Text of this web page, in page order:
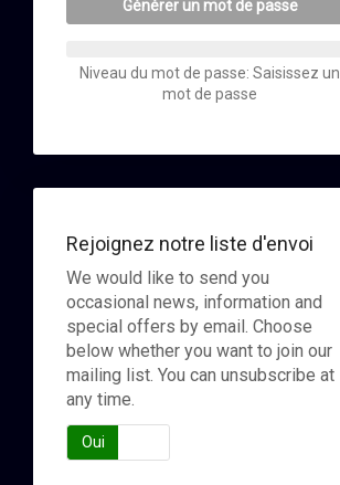
Générer un mot de passe
Niveau du mot de passe: Saisissez un
mot de passe
Rejoignez notre liste d'envoi
We would like to send you
occasional news, information and
special offers by email. Choose
below whether you want to join our
mailing list. You can unsubscribe at
any time.
Oui